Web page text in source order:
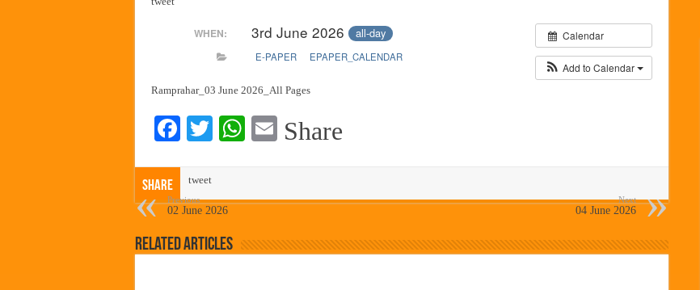
कामोठे येथे समाजोपयोगी वस्तूंच्या वाटपाचा उपक्रम
छत्रपती शिवाजी महाराज महाराजस्व समाधान शिबिरास पनवेलमध्ये उत्स्फूर्त प्रतिसाद
बाल्मर लॉरी आणि शेल इंडियातील कंत्राटी कामगारांना भरघोस पगारवाढ
Calendar
Add to Calendar
WHEN: 3rd June 2026 all-day
E-PAPER EPAPER_CALENDAR
Ramprahar_03 June 2026_All Pages
Fa
bo
ok
T
r
W
A
E
Share
Share tweet
Previous
02 June 2026
Next
04 June 2026
Related Articles